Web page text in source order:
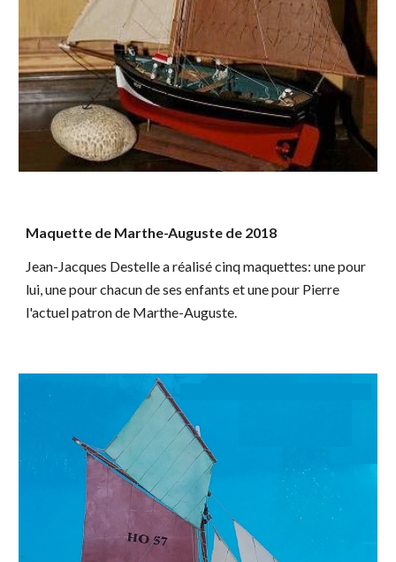
Maquette de Marthe-Auguste de 2018
Jean-Jacques Destelle a réalisé cinq maquettes: une pour
lui, une pour chacun de ses enfants et une pour Pierre
l'actuel patron de Marthe-Auguste.